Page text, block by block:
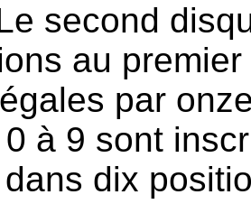
second
au
par
à 9 sont
dix